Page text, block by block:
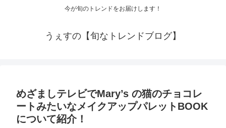
今が旬のトレンドをお届けします！
うぇすの【旬なトレンドブログ】
めざましテレビでMary’s の猫のチョコレ
ートみたいなメイクアップパレットBOOK
について紹介！